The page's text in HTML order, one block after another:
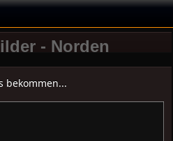
- Norden
bekommen...